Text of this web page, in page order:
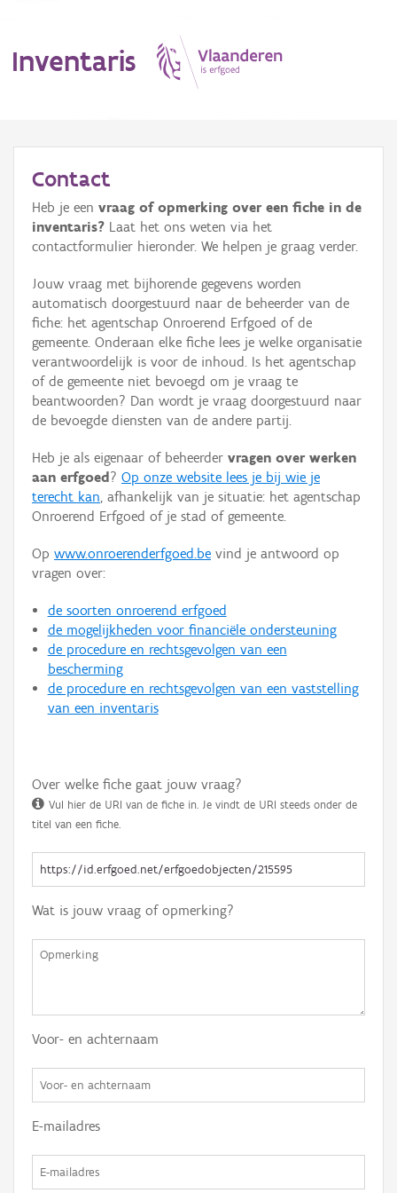
Inventaris
Erfgoedobject
Aanduidingsobject
Waarneming
Thema
Gebeurtenis
Persoon of collectief
Hergebruik
Aanmelden
Contact
Heb je een vraag of opmerking over een fiche in de
inventaris? Laat het ons weten via het
contactformulier hieronder. We helpen je graag verder.
Jouw vraag met bijhorende gegevens worden
automatisch doorgestuurd naar de beheerder van de
fiche: het agentschap Onroerend Erfgoed of de
gemeente. Onderaan elke fiche lees je welke organisatie
verantwoordelijk is voor de inhoud. Is het agentschap
of de gemeente niet bevoegd om je vraag te
beantwoorden? Dan wordt je vraag doorgestuurd naar
de bevoegde diensten van de andere partij.
Heb je als eigenaar of beheerder vragen over werken
aan erfgoed ? Op onze website lees je bij wie je
terecht kan, afhankelijk van je situatie: het agentschap
Onroerend Erfgoed of je stad of gemeente.
Op www.onroerenderfgoed.be vind je antwoord op
vragen over:
de soorten onroerend erfgoed
de mogelijkheden voor financiële ondersteuning
de procedure en rechtsgevolgen van een
bescherming
de procedure en rechtsgevolgen van een vaststelling
van een inventaris
Over welke fiche gaat jouw vraag?
Vul hier de URI van de fiche in. Je vindt de URI steeds onder de
titel van een fiche.
Wat is jouw vraag of opmerking?
Voor- en achternaam
E-mailadres